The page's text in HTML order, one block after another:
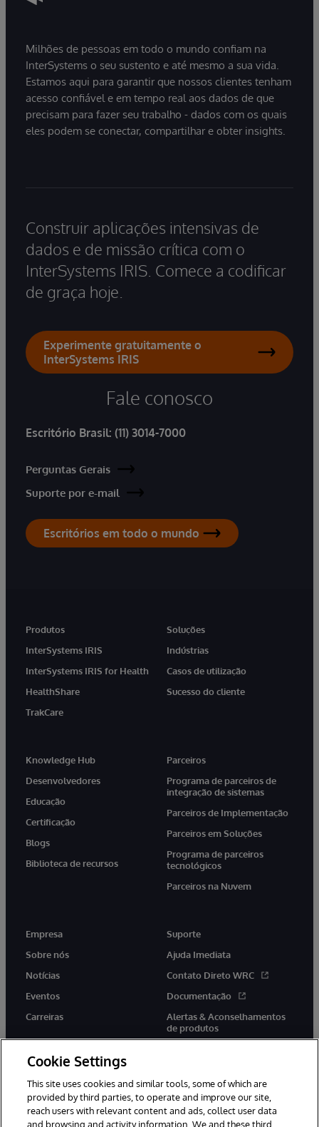
Milhões de pessoas em todo o mundo confiam na
InterSystems o seu sustento e até mesmo a sua vida.
Estamos aqui para garantir que nossos clientes tenham
acesso confiável e em tempo real aos dados de que
precisam para fazer seu trabalho - dados com os quais
eles podem se conectar, compartilhar e obter insights.
Construir aplicações intensivas de
dados e de missão crítica com o
InterSystems IRIS. Comece a codificar
de graça hoje.
Experimente gratuitamente o
InterSystems IRIS
Fale conosco
Escritório Brasil: (11) 3014-7000
Perguntas Gerais
Suporte por e-mail
Escritórios em todo o mundo
Produtos
InterSystems IRIS
InterSystems IRIS for Health
HealthShare
TrakCare
Soluções
Indústrias
Casos de utilização
Sucesso do cliente
Knowledge Hub
Desenvolvedores
Educação
Certificação
Blogs
Biblioteca de recursos
Parceiros
Programa de parceiros de
integração de sistemas
Parceiros de Implementação
Parceiros em Soluções
Programa de parceiros
tecnológicos
Parceiros na Nuvem
Empresa
Sobre nós
Notícias
Eventos
Carreiras
Suporte
Ajuda Imediata
Contato Direto WRC
Documentação
Alertas & Aconselhamentos
de produtos
twitter youtubefacebooklinkedin
Cookie Settings
This site uses cookies and similar tools, some of which are
provided by third parties, to operate and improve our site,
reach users with relevant content and ads, collect user data
and browsing and activity information. We and these third